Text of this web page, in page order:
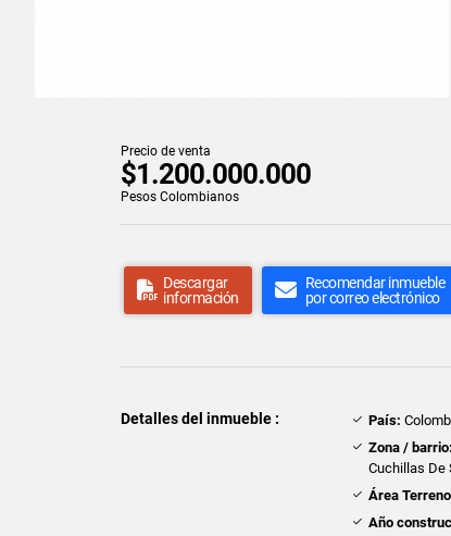
Precio de venta
$1.200.000.000
Pesos Colombianos
Descargar
información
Recomendar inmueble
por correo electrónico
Detalles del inmueble : País:
Zona / barrio:
Cuchillas De
Área
Año